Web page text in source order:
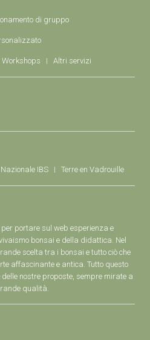
di gruppo
Workshops Altri servizi
IBS Terre en Vadrouille
portare sul web esperienza e
bonsai e della didattica. Nel
scelta tra i bonsai e tutto ciò che
affascinante e antica. Tutto questo
nostre proposte, sempre mirate a
qualità.